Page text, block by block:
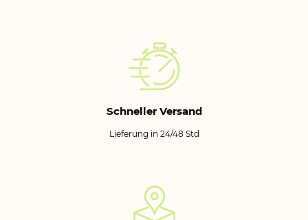
Schneller Versand
Lieferung in 24/48 Std